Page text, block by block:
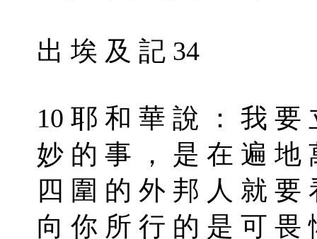
出 埃 及 記 34
10 耶 和 華 說 ： 我 要
妙 的 事 ， 是 在 遍 地
四 圍 的 外 邦 人 就 要
向 你 所 行 的 是 可